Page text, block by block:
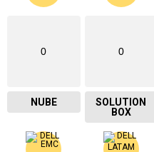
0
NUBE
0
SOLUTION
BOX